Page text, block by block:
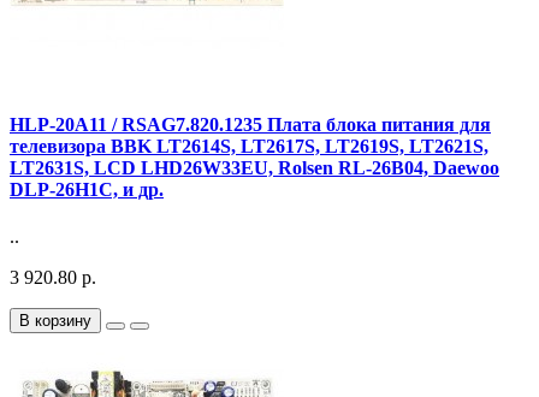
HLP-20A11 / RSAG7.820.1235 Плата блока питания для
телевизора BBK LT2614S, LT2617S, LT2619S, LT2621S,
LT2631S, LCD LHD26W33EU, Rolsen RL-26B04, Daewoo
DLP-26H1C, и др.
..
3 920.80 р.
В корзину